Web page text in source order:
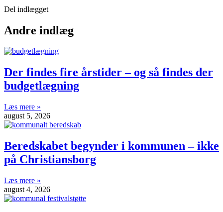
Del indlægget
Andre indlæg
Der findes fire årstider – og så findes der
budgetlægning
Læs mere »
august 5, 2026
Beredskabet begynder i kommunen – ikke
på Christiansborg
Læs mere »
august 4, 2026